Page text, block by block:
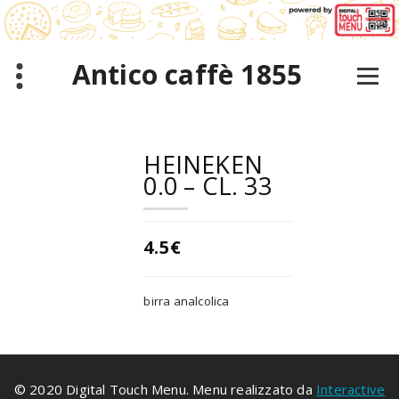
Salta
al
contenuto
Antico caffè 1855
HEINEKEN
0.0 – CL. 33
4.5€
birra analcolica
© 2020 Digital Touch Menu. Menu realizzato da Interactive